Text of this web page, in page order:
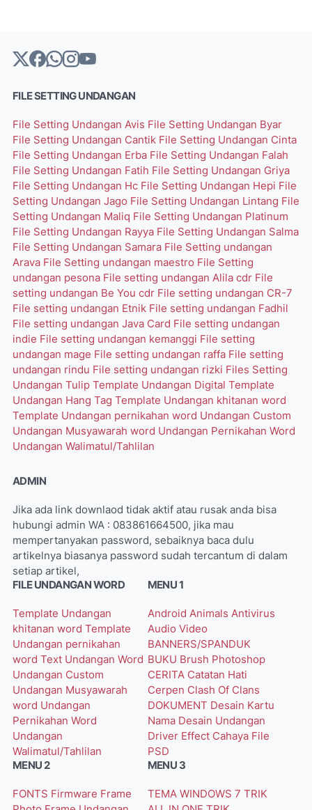
FILE SETTING UNDANGAN
File Setting Undangan Avis File Setting Undangan Byar
File Setting Undangan Cantik File Setting Undangan Cinta
File Setting Undangan Erba File Setting Undangan Falah
File Setting Undangan Fatih File Setting Undangan Griya
File Setting Undangan Hc File Setting Undangan Hepi File
Setting Undangan Jago File Setting Undangan Lintang File
Setting Undangan Maliq File Setting Undangan Platinum
File Setting Undangan Rayya File Setting Undangan Salma
File Setting Undangan Samara File Setting undangan
Arava File Setting undangan maestro File Setting
undangan pesona File setting undangan Alila cdr File
setting undangan Be You cdr File setting undangan CR-7
File setting undangan Etnik File setting undangan Fadhil
File setting undangan Java Card File setting undangan
indie File setting undangan kemanggi File setting
undangan mage File setting undangan raffa File setting
undangan rindu File setting undangan rizki Files Setting
Undangan Tulip Template Undangan Digital Template
Undangan Hang Tag Template Undangan khitanan word
Template Undangan pernikahan word Undangan Custom
Undangan Musyawarah word Undangan Pernikahan Word
Undangan Walimatul/Tahlilan
ADMIN
Jika ada link downlaod tidak aktif atau rusak anda bisa
hubungi admin WA : 083861664500, jika mau
mempertanyakan password, sebaiknya baca dulu
artikelnya biasanya password sudah tercantum di dalam
setiap artikel,
FILE UNDANGAN WORD
Template Undangan
khitanan word Template
Undangan pernikahan
word Text Undangan Word
Undangan Custom
Undangan Musyawarah
word Undangan
Pernikahan Word
Undangan
Walimatul/Tahlilan
MENU 1
Android Animals Antivirus
Audio Video
BANNERS/SPANDUK
BUKU Brush Photoshop
CERITA Catatan Hati
Cerpen Clash Of Clans
DOKUMENT Desain Kartu
Nama Desain Undangan
Driver Effect Cahaya File
PSD
MENU 2
FONTS Firmware Frame
MENU 3
TEMA WINDOWS 7 TRIK